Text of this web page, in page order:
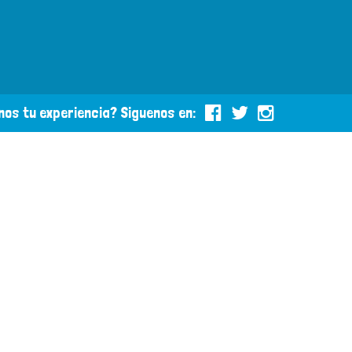
tu experiencia? Siguenos en: